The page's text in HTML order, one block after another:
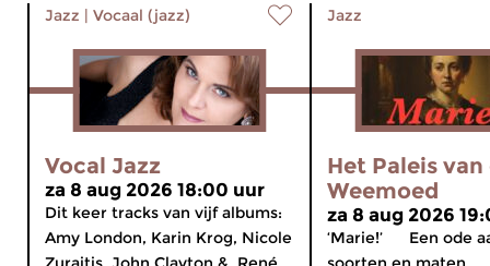
Jazz | Vocaal (jazz)
Vocal Jazz
za 8 aug 2026 18:00 uur
Dit keer tracks van vijf albums:
Amy London, Karin Krog, Nicole
Jazz
Het Paleis van
Weemoed
za 8 aug 2026
‘Marie!’ Een ode